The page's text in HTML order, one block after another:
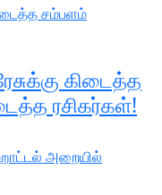
கிடைத்த
ரசிகர்கள்!